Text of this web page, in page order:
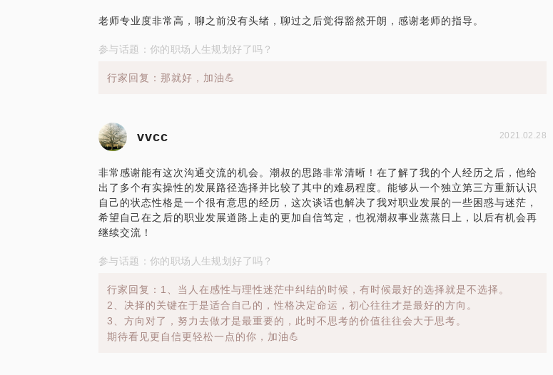
老师专业度非常高，聊之前没有头绪，聊过之后觉得豁然开朗，感谢老师的指导。
参与话题：你的职场人生规划好了吗？
行家回复：那就好，加油💪
vvcc 2021.02.28
非常感谢能有这次沟通交流的机会。潮叔的思路非常清晰！在了解了我的个人经历之后，他给
出了多个有实操性的发展路径选择并比较了其中的难易程度。能够从一个独立第三方重新认识
自己的状态性格是一个很有意思的经历，这次谈话也解决了我对职业发展的一些困惑与迷茫，
希望自己在之后的职业发展道路上走的更加自信笃定，也祝潮叔事业蒸蒸日上，以后有机会再
继续交流！
参与话题：你的职场人生规划好了吗？
行家回复：1、当人在感性与理性迷茫中纠结的时候，有时候最好的选择就是不选择。
2、决择的关键在于是适合自己的，性格决定命运，初心往往才是最好的方向。
3、方向对了，努力去做才是最重要的，此时不思考的价值往往会大于思考。
期待看见更自信更轻松一点的你，加油💪